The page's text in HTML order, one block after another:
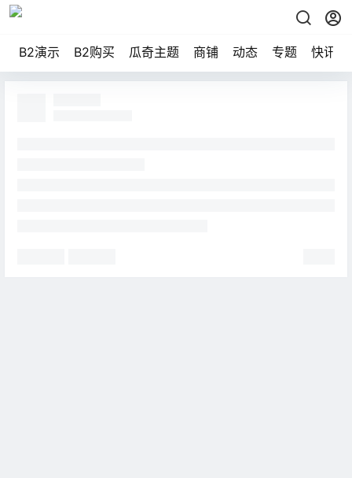
B2演示 B2购买 瓜奇主题 商铺 动态 专题 快讯